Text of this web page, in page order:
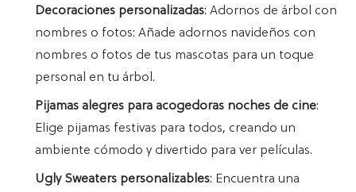
Decoraciones personalizadas: Adornos de árbol con
nombres o fotos: Añade adornos navideños con
nombres o fotos de tus mascotas para un toque
personal en tu árbol.
Pijamas alegres para acogedoras noches de cine:
Elige pijamas festivas para todos, creando un
ambiente cómodo y divertido para ver películas.
Ugly Sweaters personalizables: Encuentra una